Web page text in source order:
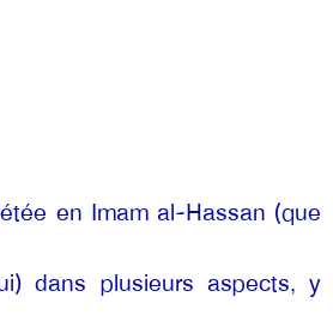
en Imam al-Hassan (que
dans plusieurs aspects, y